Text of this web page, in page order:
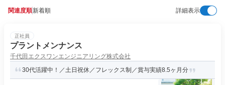
関連度順新着順 詳細表示
正社員
プラントメンナンス
千代田エクスワンエンジニアリング株式会社
30代活躍中！／土日祝休／フレックス制／賞与実績8.5ヶ月分